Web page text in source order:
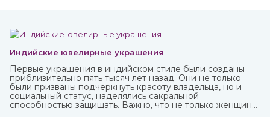
Индийские ювелирные украшения
Первые украшения в индийском стиле были созданы
приблизительно пять тысяч лет назад. Они не только
были призваны подчеркнуть красоту владельца, но и
социальный статус, наделялись сакральной
способностью защищать. Важно, что не только женщины,